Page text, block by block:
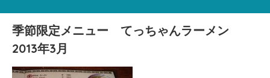
季節限定メニュー てっちゃんラーメン
2013年3月